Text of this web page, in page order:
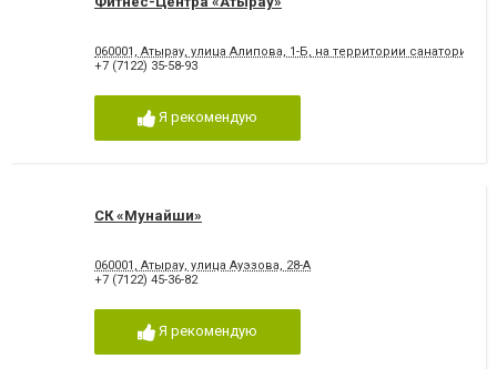
060001, Атырау, улица Алипова, 1-Б, на территории санатория
+7 (7122) 35-58-93
Я рекомендую
СК «Мунайши»
060001, Атырау, улица Ауэзова, 28-А
+7 (7122) 45-36-82
Я рекомендую